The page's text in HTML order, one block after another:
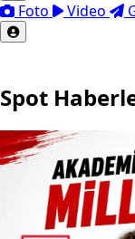
Foto Video
Spot